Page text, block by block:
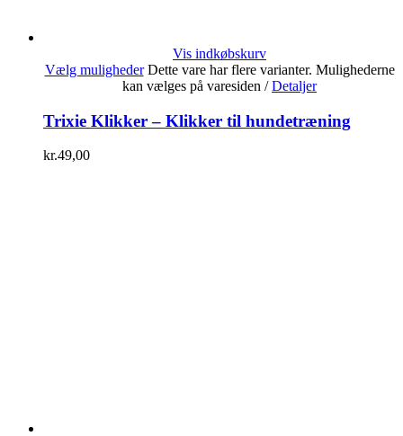
Vis indkøbskurv
Vælg muligheder Dette vare har flere varianter. Mulighederne
kan vælges på varesiden / Detaljer
Trixie Klikker – Klikker til hundetræning
kr.49,00